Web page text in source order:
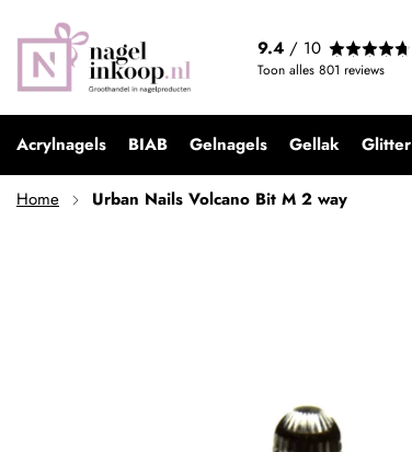
9.4 / 10
Toon alles 801 reviews
Acrylnagels BIAB Gelnagels Gellak Glitter
Home Urban Nails Volcano Bit M 2 way
Urban Nails Volcano Bit M 2 way
€ 29,99